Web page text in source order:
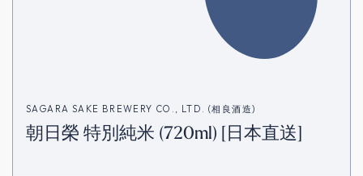
SAGARA SAKE BREWERY CO., LTD. (相良酒造)
朝日榮 特別純米 (720ml) [日本直送]